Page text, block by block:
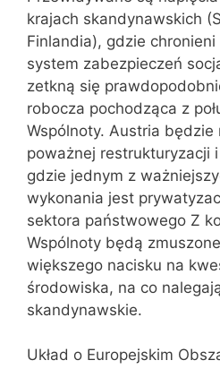
krajach skandynawskich
Finlandia), gdzie
system zabezpieczeń
zetkną się
robocza pochodząca z
Wspólnoty. Austria będzie
poważnej restrukturyzacji
gdzie jednym z
wykonania jest
sektora państwowego Z
Wspólnoty będą
większego nacisku na
środowiska, na co
skandynawskie.
Układ o Europejskim